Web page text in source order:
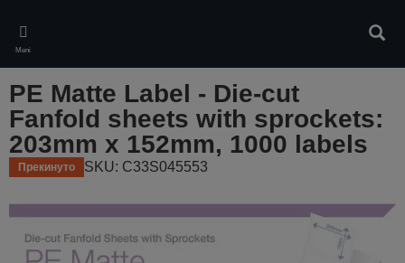
main
content
Meni
PE Matte Label - Die-cut
Fanfold sheets with sprockets:
203mm x 152mm, 1000 labels
Прекинуто SKU: C33S045553